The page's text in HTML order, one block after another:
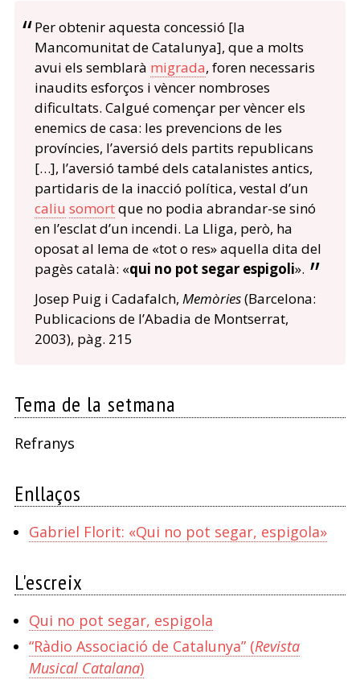
Per obtenir aquesta concessió [la
Mancomunitat de Catalunya], que a molts
avui els semblarà migrada, foren necessaris
inaudits esforços i vèncer nombroses
dificultats. Calgué començar per vèncer els
enemics de casa: les prevencions de les
províncies, l’aversió dels partits republicans
[…], l’aversió també dels catalanistes antics,
partidaris de la inacció política, vestal d’un
caliu somortque no podia abrandar-se sinó
en l’esclat d’un incendi. La Lliga, però, ha
oposat al lema de «tot o res» aquella dita del
pagès català: «qui no pot segar espigoli».
Josep Puig i Cadafalch, Memòries(Barcelona:
Publicacions de l’Abadia de Montserrat,
2003), pàg. 215
Tema de la setmana
Refranys
Enllaços
Gabriel Florit: «Qui no pot segar, espigola»
L'escreix
Qui no pot segar, espigola
“Ràdio Associació de Catalunya” (Revista
Musical Catalana)